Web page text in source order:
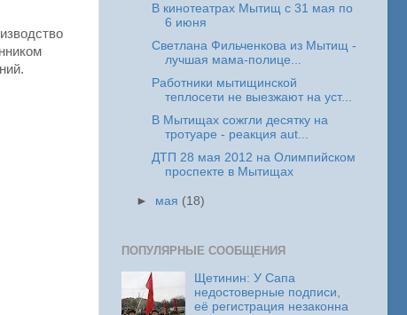
В кинотеатрах Мытищ с 31 мая по
6 июня
Светлана Фильченкова из Мытищ -
лучшая мама-полице...
Работники мытищинской
теплосети не выезжают на уст...
В Мытищах сожгли десятку на
тротуаре - реакция aut...
ДТП 28 мая 2012 на Олимпийском
проспекте в Мытищах
► мая (18)
ПОПУЛЯРНЫЕ СООБЩЕНИЯ
Щетинин: У Сапа
недостоверные подписи,
её регистрация незаконна